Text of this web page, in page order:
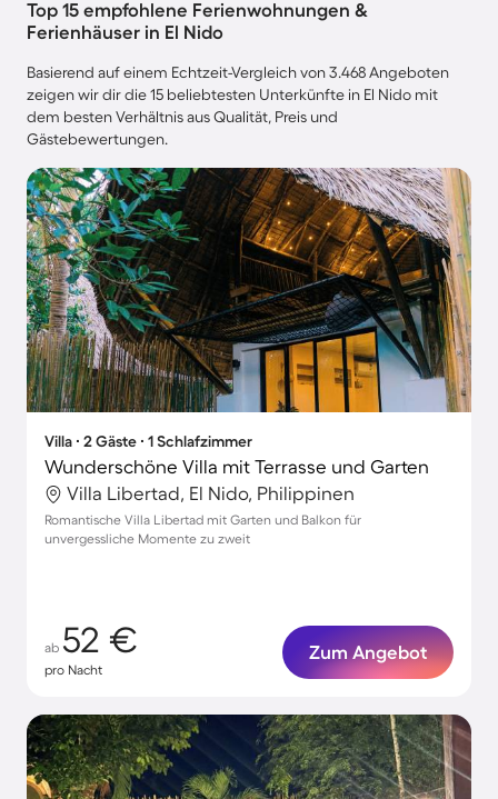
Top 15 empfohlene Ferienwohnungen &
Ferienhäuser in El Nido
Basierend auf einem Echtzeit-Vergleich von 3.468 Angeboten
zeigen wir dir die 15 beliebtesten Unterkünfte in El Nido mit
dem besten Verhältnis aus Qualität, Preis und
Gästebewertungen.
Villa ∙ 2 Gäste ∙ 1 Schlafzimmer
Wunderschöne Villa mit Terrasse und Garten
Villa Libertad, El Nido, Philippinen
Romantische Villa Libertad mit Garten und Balkon für
unvergessliche Momente zu zweit
ab 52 €
pro Nacht
Zum Angebot